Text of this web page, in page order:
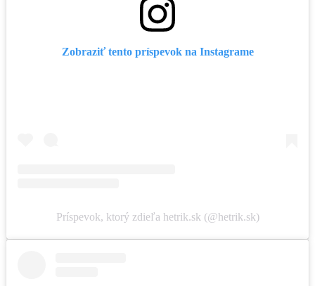
Zobraziť tento príspevok na Instagrame
Príspevok, ktorý zdieľa hetrik.sk (@hetrik.sk)